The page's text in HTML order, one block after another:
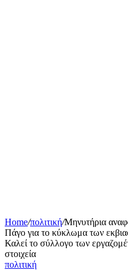
Home/πολιτική/Μηνυτήρια
Πάγο για το κύκλωμα των
Καλεί το σύλλογο των
στοιχεία
πολιτική